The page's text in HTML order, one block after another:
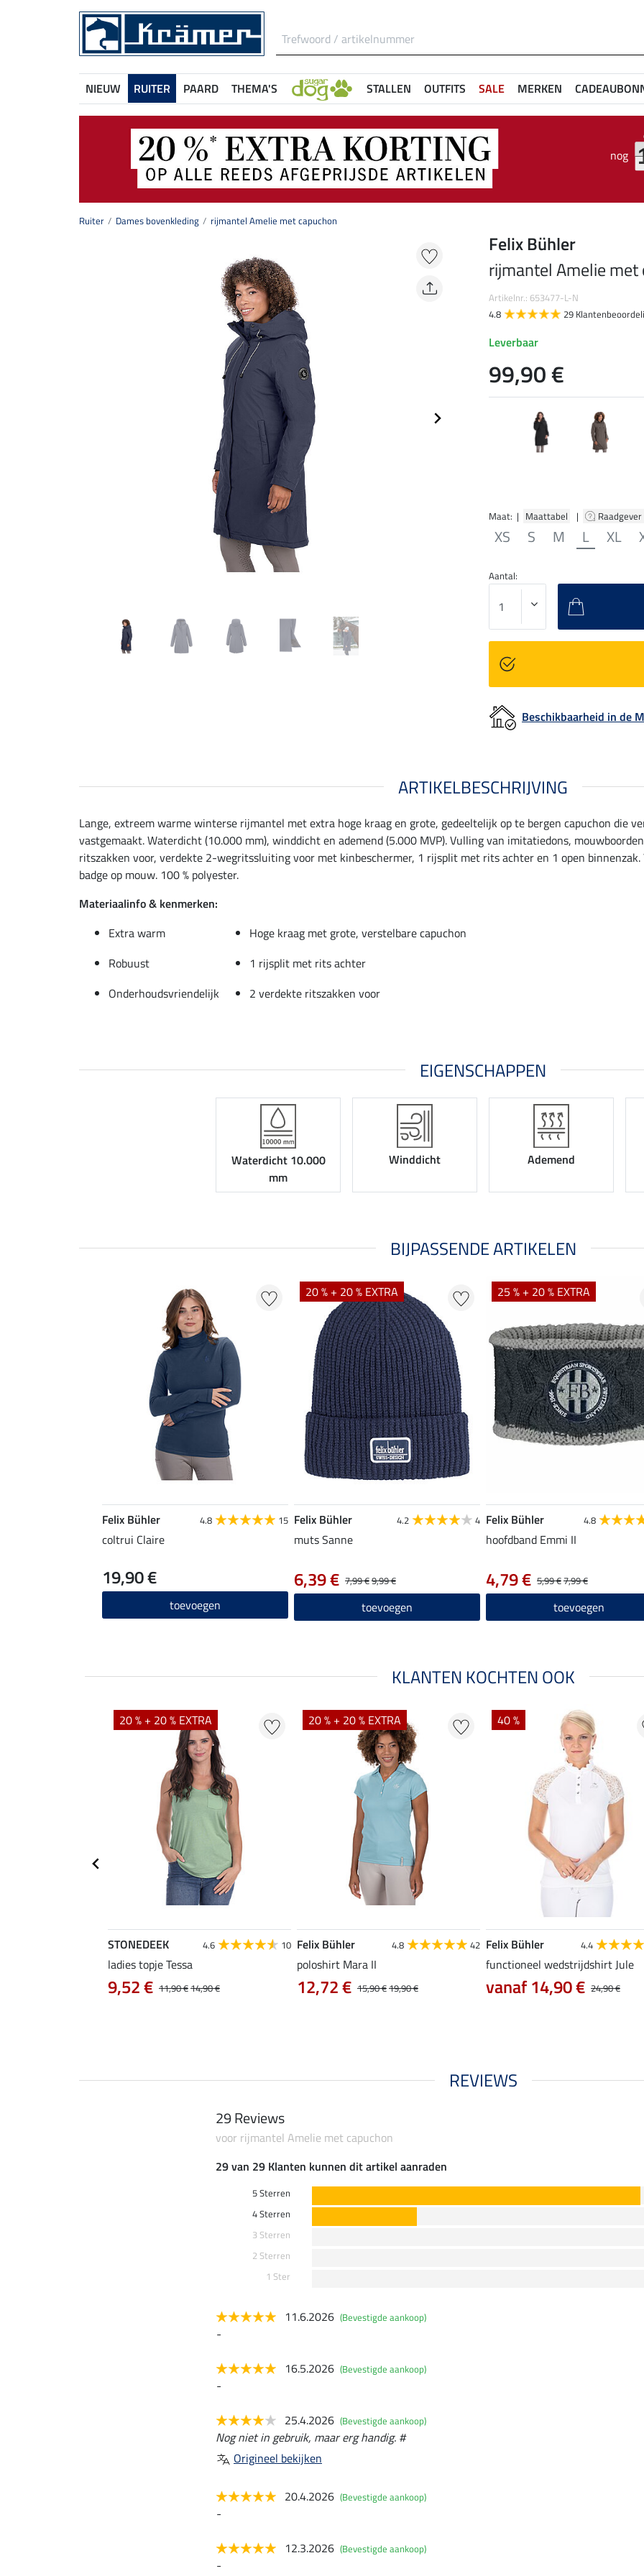
NIEUW RUITER PAARD THEMA'S STALLEN OUTFITS SALE MERKEN
nog
Ruiter Dames bovenkleding rijmantel Amelie met capuchon
Maat: | Maattabel | Raadgever
XS S M L XL
Felix Bühler
rijmantel Amelie met
Artikelnr.: 653477-L-N
4.8
29
Leverbaar
99,90 €
Aantal:
Beschikbaarheid in de
ARTIKELBESCHRIJVING
Lange, extreem warme winterse rijmantel met extra hoge kraag en grote, gedeeltelijk op te bergen capuchon die
vastgemaakt. Waterdicht (10.000 mm), winddicht en ademend (5.000 MVP). Vulling van imitatiedons,
ritszakken voor, verdekte 2-wegritssluiting voor met kinbeschermer, 1 rijsplit met rits achter en 1 open
badge op mouw. 100 % polyester.
Materiaalinfo & kenmerken:
Extra warm
Hoge kraag met grote, verstelbare capuchon
Robuust
1 rijsplit met rits achter
Onderhoudsvriendelijk
2 verdekte ritszakken voor
EIGENSCHAPPEN
Waterdicht 10.000
mm
Winddicht Ademend
BIJPASSENDE ARTIKELEN
Felix Bühler 4.8 15
coltrui Claire
19,90 €
toevoegen
20 % + 20 % EXTRA
Felix Bühler 4.2 4
muts Sanne
7,99 €9,99 €
6,39 €
toevoegen
25 % + 20 % EXTRA
Felix Bühler 4.8
hoofdband Emmi II
5,99 €7,99 €
4,79 €
toevoegen
KLANTEN KOCHTEN OOK
20 % + 20 % EXTRA
STONEDEEK 4.6 10
ladies topje Tessa
11,90 €14,90 €
9,52 €
20 % + 20 % EXTRA
Felix Bühler 4.8 42
poloshirt Mara II
15,90 €19,90 €
12,72 €
40 %
Felix Bühler 4.4
functioneel wedstrijdshirt Jule
24,90 €
vanaf 14,90 €
REVIEWS
29 Reviews
voor rijmantel Amelie met capuchon
29 van 29 Klanten kunnen dit artikel aanraden
5 Sterren
4 Sterren
3 Sterren
2 Sterren
1 Ster
11.6.2026 (Bevestigde aankoop)
-
16.5.2026 (Bevestigde aankoop)
-
25.4.2026 (Bevestigde aankoop)
Nog niet in gebruik, maar erg handig. #
Origineel bekijken
20.4.2026 (Bevestigde aankoop)
-
12.3.2026 (Bevestigde aankoop)
-